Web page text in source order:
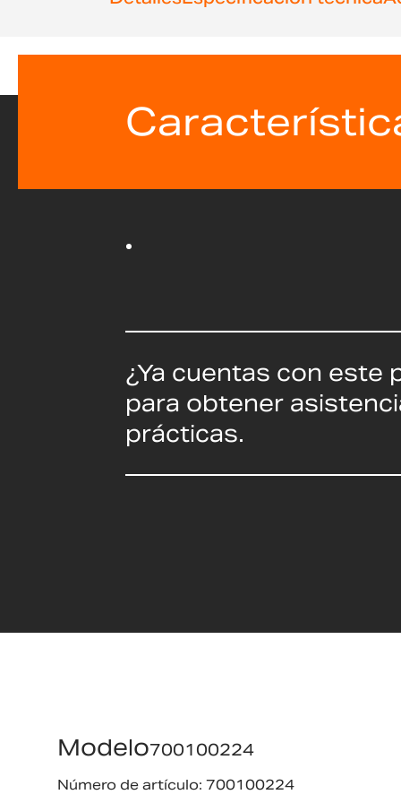
¿Ya cuentas con este
para obtener
prácticas.
Modelo700100224
Número de artículo: 700100224